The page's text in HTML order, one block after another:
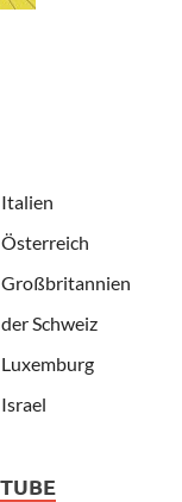
Italien
Österreich
Großbritannien
Schweiz
Luxemburg